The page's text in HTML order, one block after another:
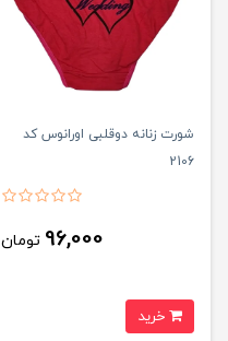
شورت زنانه دوقلبی اورانوس کد
2106
96,000 تومان